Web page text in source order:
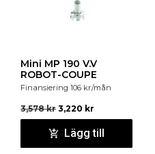
Mini MP 190 V.V
ROBOT-COUPE
Finansiering 106 kr/mån
3,578kr 3,220 kr
Lägg till